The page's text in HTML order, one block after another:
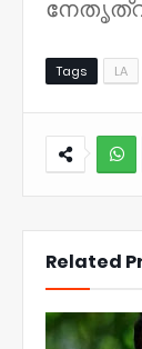
Tags LA
Related